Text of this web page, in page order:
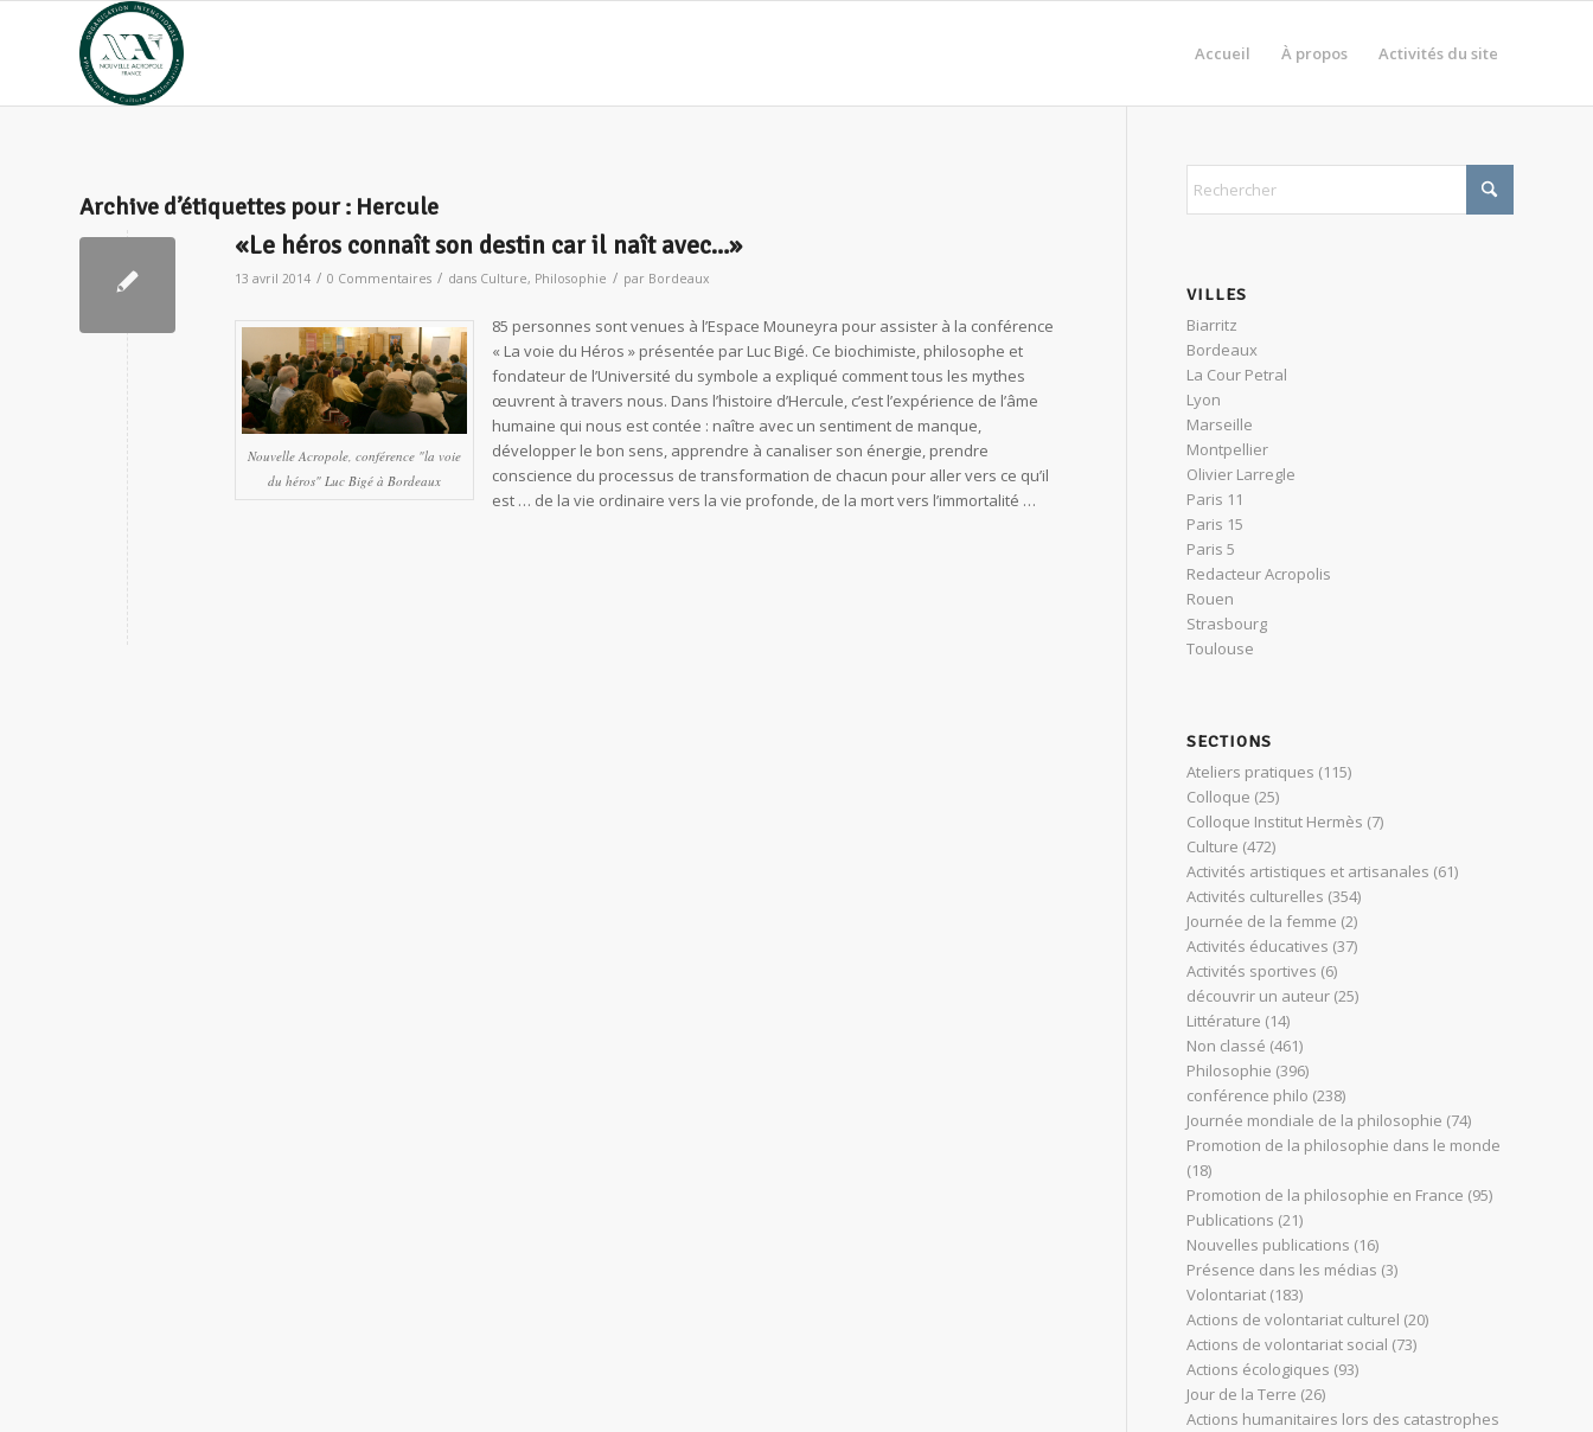
Accueil À propos Activités du site
Archive d’étiquettes pour : Hercule
«Le héros connaît son destin car il naît avec…»
13 avril 2014 / 0 Commentaires / dans Culture, Philosophie / par Bordeaux
Nouvelle Acropole, conférence "la voie
du héros" Luc Bigé à Bordeaux
85 personnes sont venues à l’Espace Mouneyra pour assister à la conférence
« La voie du Héros » présentée par Luc Bigé. Ce biochimiste, philosophe et
fondateur de l’Université du symbole a expliqué comment tous les mythes
œuvrent à travers nous. Dans l’histoire d’Hercule, c’est l’expérience de l’âme
humaine qui nous est contée : naître avec un sentiment de manque,
développer le bon sens, apprendre à canaliser son énergie, prendre
conscience du processus de transformation de chacun pour aller vers ce qu’il
est … de la vie ordinaire vers la vie profonde, de la mort vers l’immortalité …
VILLES
Biarritz
Bordeaux
La Cour Petral
Lyon
Marseille
Montpellier
Olivier Larregle
Paris 11
Paris 15
Paris 5
Redacteur Acropolis
Rouen
Strasbourg
Toulouse
SECTIONS
Ateliers pratiques (115)
Colloque (25)
Colloque Institut Hermès (7)
Culture (472)
Activités artistiques et artisanales (61)
Activités culturelles (354)
Journée de la femme (2)
Activités éducatives (37)
Activités sportives (6)
découvrir un auteur (25)
Littérature (14)
Non classé (461)
Philosophie (396)
conférence philo (238)
Journée mondiale de la philosophie (74)
Promotion de la philosophie dans le monde
(18)
Promotion de la philosophie en France (95)
Publications (21)
Nouvelles publications (16)
Présence dans les médias (3)
Volontariat (183)
Actions de volontariat culturel (20)
Actions de volontariat social (73)
Actions écologiques (93)
Jour de la Terre (26)
Actions humanitaires lors des catastrophes